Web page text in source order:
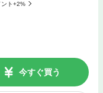
ント+2%
今すぐ買う